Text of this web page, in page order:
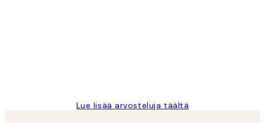
Lue lisää arvosteluja täältä